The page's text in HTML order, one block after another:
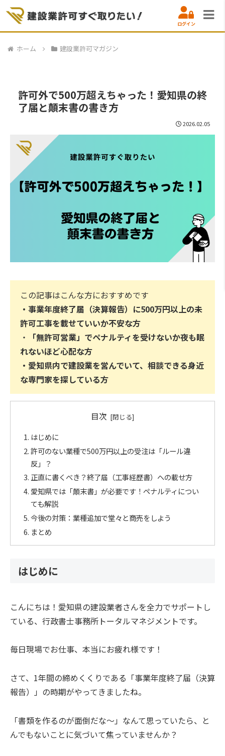
ログイン
ホーム 建設業許可マガジン
許可外で500万超えちゃった！愛知県の終
了届と顛末書の書き方
2026.02.05
この記事はこんな方におすすめです
・事業年度終了届（決算報告）に500万円以上の未
許可工事を載せていいか不安な方
・
「無許可営業」でペナルティを受けないか夜も眠
れないほど心配な方
・愛知県内で建設業を営んでいて、相談できる身近
な専門家を探している方
目次
はじめに
許可のない業種で500万円以上の受注は「ルール違
反」？
正直に書くべき？終了届（工事経歴書）への載せ方
愛知県では「顛末書」が必要です！ペナルティについ
ても解説
今後の対策：業種追加で堂々と商売をしよう
まとめ
はじめに
こんにちは！愛知県の建設業者さんを全力でサポートし
ている、行政書士事務所トータルマネジメントです。
毎日現場でお仕事、本当にお疲れ様です！
さて、1年間の締めくくりである「事業年度終了届（決算
報告）」の時期がやってきましたね。
「書類を作るのが面倒だな〜」なんて思っていたら、と
んでもないことに気づいて焦っていませんか？